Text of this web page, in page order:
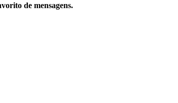
de mensagens.